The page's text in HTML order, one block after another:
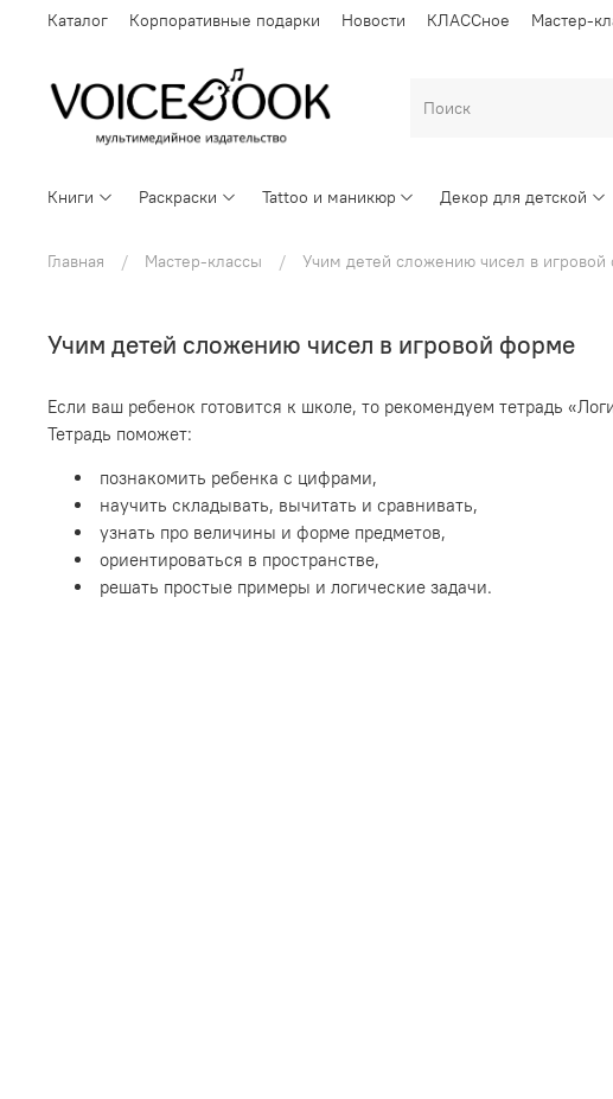
Каталог Корпоративные подарки Новости КЛАССное Мастер-
Книги Раскраски Tattoo и маникюр Декор для детской
Главная Мастер-классы Учим детей сложению чисел в
Учим детей сложению чисел в игровой форме
Если ваш ребенок готовится к школе, то рекомендуем тетрадь
Тетрадь поможет:
познакомить ребенка с цифрами,
научить складывать, вычитать и сравнивать,
узнать про величины и форме предметов,
ориентироваться в пространстве,
решать простые примеры и логические задачи.